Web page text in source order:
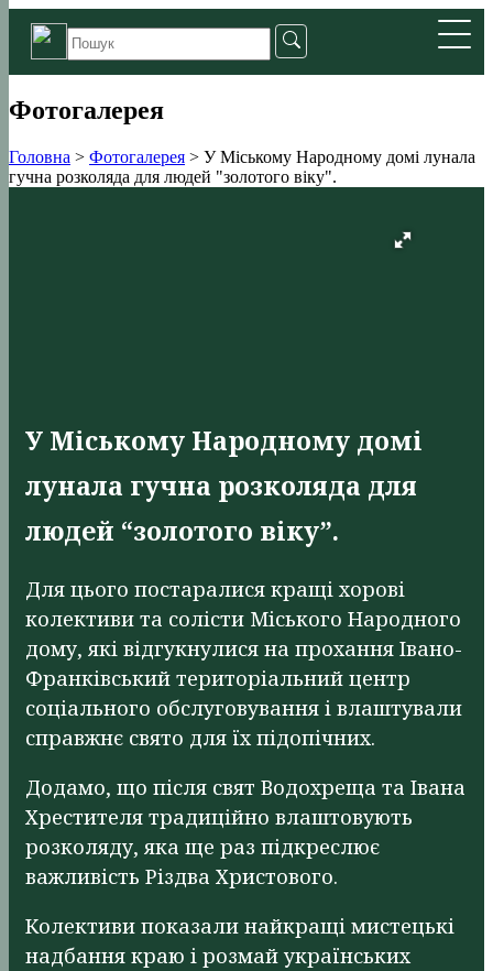
Фотогалерея
Головна > Фотогалерея > У Міському Народному домі лунала
гучна розколяда для людей "золотого віку".
У Міському Народному домі
лунала гучна розколяда для
людей “золотого віку”.
Для цього постаралися кращі хорові
колективи та солісти Міського Народного
дому, які відгукнулися на прохання Івано-
Франківський територіальний центр
соціального обслуговування і влаштували
справжнє свято для їх підопічних.
Додамо, що після свят Водохреща та Івана
Хрестителя традиційно влаштовують
розколяду, яка ще раз підкреслює
важливість Різдва Христового.
Колективи показали найкращі мистецькі
надбання краю і розмай українських